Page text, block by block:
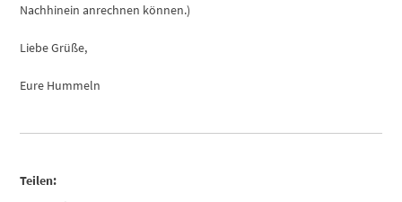
Nachhinein anrechnen können.)
Liebe Grüße,
Eure Hummeln
Teilen: